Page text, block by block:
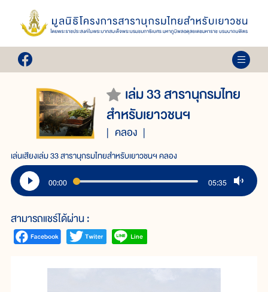
เล่ม 33 สารานุกรมไทย
สำหรับเยาวชนฯ
คลอง
เล่นเสียงเล่ม 33 สารานุกรมไทยสำหรับเยาวชนฯ คลอง
00:00 05:35
สามารถแชร์ได้ผ่าน :